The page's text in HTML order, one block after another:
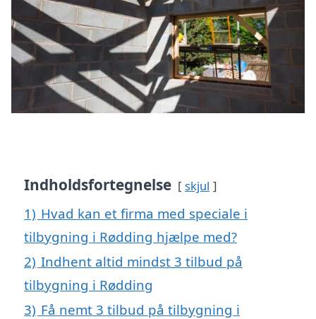
Indholdsfortegnelse skjul
1) Hvad kan et firma med speciale i
tilbygning i Rødding hjælpe med?
2) Indhent altid mindst 3 tilbud på
tilbygning i Rødding
3) Få nemt 3 tilbud på tilbygning i